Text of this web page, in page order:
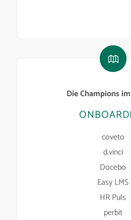
Die Champions
coveto
d.vinci
Docebo
Easy LMS
HR Puls
perbit